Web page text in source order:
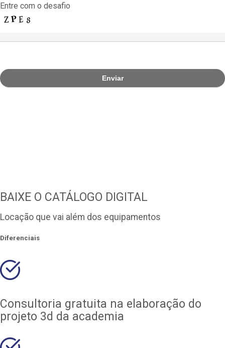
Entre com o desafio
BAIXE O CATÁLOGO DIGITAL
Locação que vai além dos equipamentos
Diferenciais
Consultoria gratuita na elaboração do
projeto 3d da academia